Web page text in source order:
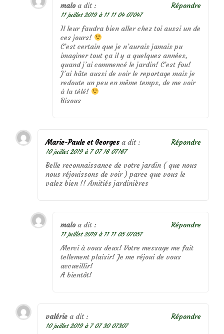
malo a dit :
11 juillet 2019 à 11 11 04 07047
Il leur faudra bien aller chez toi aussi un de
ces jours!
C’est certain que je n’aurais jamais pu
imaginer tout ça il y a quelques années,
quand j’ai commencé le jardin! C’est fou!
J’ai hâte aussi de voir le reportage mais je
redoute un peu en même temps, de me voir
à la télé!
Bisous
Répondre
Marie-Paule et Georges a dit :
10 juillet 2019 à 7 07 16 07167
Belle reconnaissance de votre jardin ( que nous
nous réjouissons de voir ) parce que vous le
valez bien !! Amitiés jardinières
Répondre
malo a dit :
11 juillet 2019 à 11 11 05 07057
Merci à vous deux! Votre message me fait
tellement plaisir! Je me réjoui de vous
accueillir!
A bientôt!
Répondre
valérie a dit :
10 juillet 2019 à 7 07 30 07307
Répondre